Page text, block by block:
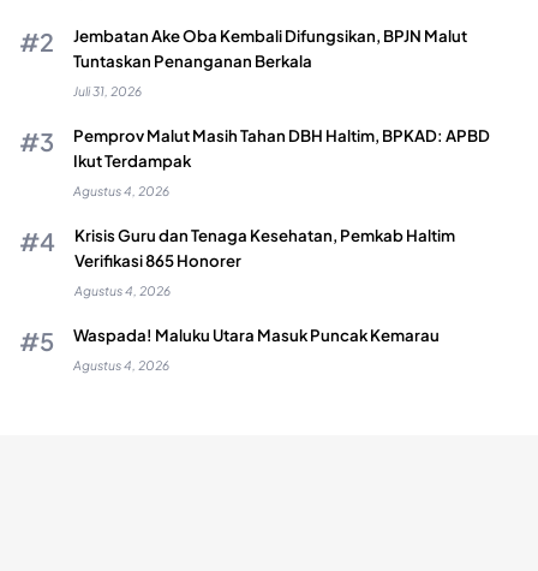
Jembatan Ake Oba Kembali Difungsikan, BPJN Malut
Tuntaskan Penanganan Berkala
Juli 31, 2026
Pemprov Malut Masih Tahan DBH Haltim, BPKAD: APBD
Ikut Terdampak
Agustus 4, 2026
Krisis Guru dan Tenaga Kesehatan, Pemkab Haltim
Verifikasi 865 Honorer
Agustus 4, 2026
Waspada! Maluku Utara Masuk Puncak Kemarau
Agustus 4, 2026